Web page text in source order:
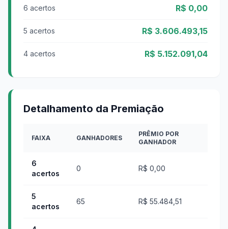
6 acertos R$ 0,00
5 acertos R$ 3.606.493,15
4 acertos R$ 5.152.091,04
Detalhamento da Premiação
FAIXA GANHADORES
PRÊMIO POR
GANHADOR
6
acertos
0 R$ 0,00
5
acertos
65 R$ 55.484,51